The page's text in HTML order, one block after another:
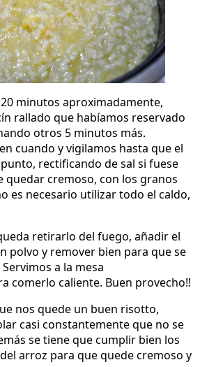
minutos aproximadamente,
rallado que habíamos reservado
otros 5 minutos más.
cuando y vigilamos hasta que el
rectificando de sal si fuese
quedar cremoso, con los granos
es necesario utilizar todo el caldo,
retirarlo del fuego, añadir el
polvo y remover bien para que se
a la mesa
comerlo caliente. Buen provecho!!
nos quede un buen risotto,
casi constantemente que no se
se tiene que cumplir bien los
arroz para que quede cremoso y